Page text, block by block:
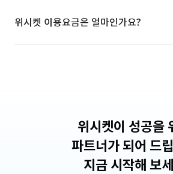
위시켓 이용요금은 얼마인가요?
위시켓이 성공을
파트너가 되어 드
지금 시작해 보